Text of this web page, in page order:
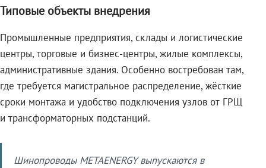
Типовые объекты внедрения
Промышленные предприятия, склады и логистические
центры, торговые и бизнес-центры, жилые комплексы,
административные здания. Особенно востребован там,
где требуется магистральное распределение, жёсткие
сроки монтажа и удобство подключения узлов от ГРЩ
и трансформаторных подстанций.
Шинопроводы METAENERGY выпускаются в